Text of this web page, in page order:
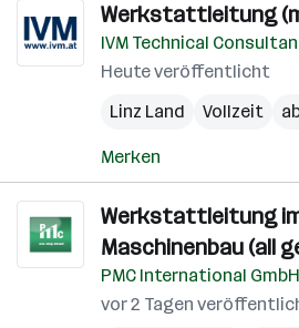
Werkstattleitung
IVM Technical
Heute veröffentlicht
Linz Land
Vollzeit
Merken
Werkstattleitung
Maschinenbau (all
PMC International GmbH
vor 2 Tagen